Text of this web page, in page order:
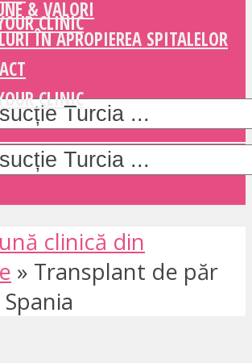
CLINIC
& VALORI
ÎN APROPIEREA SPITALELOR
CLINIC
clinică din
» Transplant de păr